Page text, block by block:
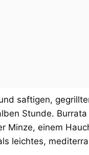
saftigen,
Stunde.
Minze, einem
leichtes,